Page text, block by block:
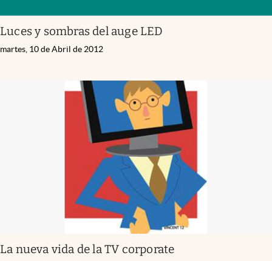
Luces y sombras del auge LED
martes, 10 de Abril de 2012
La nueva vida de la TV corporate